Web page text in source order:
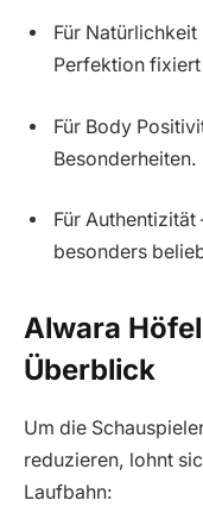
Für
Perfektion
Für Body
Besonderheiten.
Für Authentizität
besonders
Alwara
Überblick
Um die
reduzieren, lohnt
Laufbahn: